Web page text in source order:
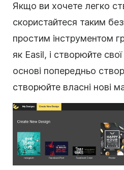
Якщо ви хочете легко
скористайтеся таким
простим інструментом
як Easil, і створюйте
основі попередньо
створюйте власні нові